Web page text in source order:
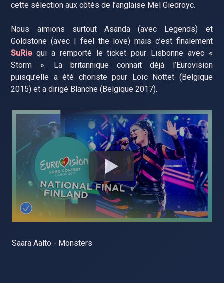
cette sélection aux côtés de l’anglaise Mel Giedroyc.
Nous aimions surtout Asanda (avec Legends) et
Goldstone (avec I feel the love) mais c’est finalement
SuRiequi a remporté le ticket pour Lisbonne avec «
Storm ». La britannique connait déjà l’Eurovision
puisqu’elle a été choriste pour Loïc Nottet (Belgique
2015) et a dirigé Blanche (Belgique 2017).
Saara Aalto - Monsters